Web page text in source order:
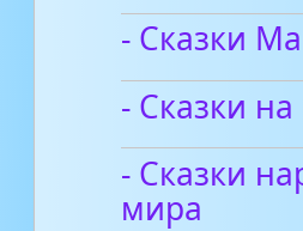
- Сказки
- Сказки
- Сказки
мира